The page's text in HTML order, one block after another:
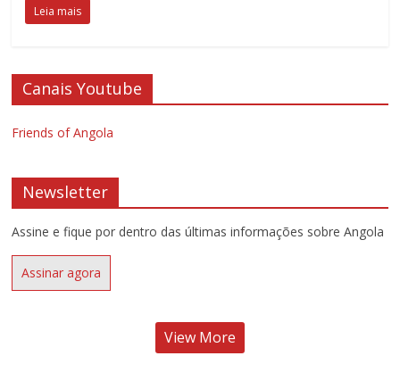
Leia mais
Canais Youtube
Friends of Angola
Newsletter
Assine e fique por dentro das últimas informações sobre Angola
Assinar agora
View More